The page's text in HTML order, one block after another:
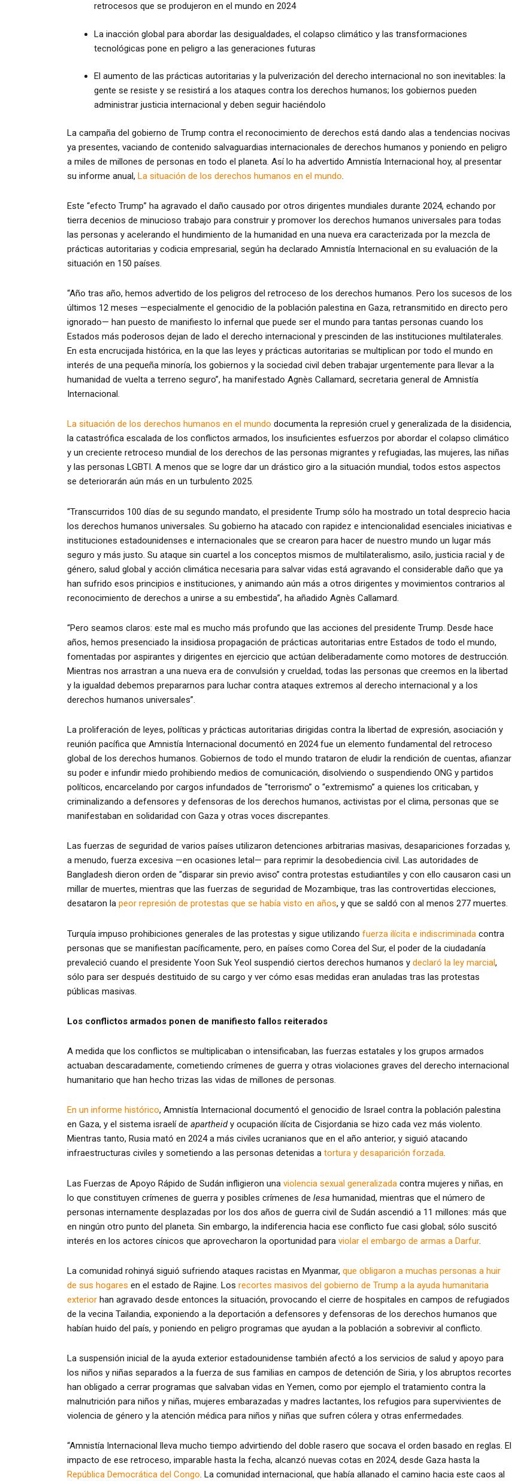
retrocesos que se produjeron en el mundo en 2024
La inacción global para abordar las desigualdades, el colapso climático y las transformaciones
tecnológicas pone en peligro a las generaciones futuras
El aumento de las prácticas autoritarias y la pulverización del derecho internacional no son inevitables: la
gente se resiste y se resistirá a los ataques contra los derechos humanos; los gobiernos pueden
administrar justicia internacional y deben seguir haciéndolo
La campaña del gobierno de Trump contra el reconocimiento de derechos está dando alas a tendencias nocivas
ya presentes, vaciando de contenido salvaguardias internacionales de derechos humanos y poniendo en peligro
a miles de millones de personas en todo el planeta. Así lo ha advertido Amnistía Internacional hoy, al presentar
su informe anual, La situación de los derechos humanos en el mundo
Este “efecto Trump” ha agravado el daño causado por otros dirigentes mundiales durante 2024, echando por
tierra decenios de minucioso trabajo para construir y promover los derechos humanos universales para todas
las personas y acelerando el hundimiento de la humanidad en una nueva era caracterizada por la mezcla de
prácticas autoritarias y codicia empresarial, según ha declarado Amnistía Internacional en su evaluación de la
situación en 150 países.
“Año tras año, hemos advertido de los peligros del retroceso de los derechos humanos. Pero los sucesos de los
últimos 12 meses —especialmente el genocidio de la población palestina en Gaza, retransmitido en directo pero
ignorado— han puesto de manifiesto lo infernal que puede ser el mundo para tantas personas cuando los
Estados más poderosos dejan de lado el derecho internacional y prescinden de las instituciones multilaterales.
En esta encrucijada histórica, en la que las leyes y prácticas autoritarias se multiplican por todo el mundo en
interés de una pequeña minoría, los gobiernos y la sociedad civil deben trabajar urgentemente para llevar a la
humanidad de vuelta a terreno seguro”, ha manifestado Agnès Callamard, secretaria general de Amnistía
Internacional.
La situación de los derechos humanos en el mundo documenta la represión cruel y generalizada de la disidencia,
la catastrófica escalada de los conflictos armados, los insuficientes esfuerzos por abordar el colapso climático
y un creciente retroceso mundial de los derechos de las personas migrantes y refugiadas, las mujeres, las niñas
y las personas LGBTI. A menos que se logre dar un drástico giro a la situación mundial, todos estos aspectos
se deteriorarán aún más en un turbulento 2025.
“Transcurridos 100 días de su segundo mandato, el presidente Trump sólo ha mostrado un total desprecio hacia
los derechos humanos universales. Su gobierno ha atacado con rapidez e intencionalidad esenciales iniciativas e
instituciones estadounidenses e internacionales que se crearon para hacer de nuestro mundo un lugar más
seguro y más justo. Su ataque sin cuartel a los conceptos mismos de multilateralismo, asilo, justicia racial y de
género, salud global y acción climática necesaria para salvar vidas está agravando el considerable daño que ya
han sufrido esos principios e instituciones, y animando aún más a otros dirigentes y movimientos contrarios al
reconocimiento de derechos a unirse a su embestida”, ha añadido Agnès Callamard.
“Pero seamos claros: este mal es mucho más profundo que las acciones del presidente Trump. Desde hace
años, hemos presenciado la insidiosa propagación de prácticas autoritarias entre Estados de todo el mundo,
fomentadas por aspirantes y dirigentes en ejercicio que actúan deliberadamente como motores de destrucción.
Mientras nos arrastran a una nueva era de convulsión y crueldad, todas las personas que creemos en la libertad
y la igualdad debemos prepararnos para luchar contra ataques extremos al derecho internacional y a los
derechos humanos universales”.
La proliferación de leyes, políticas y prácticas autoritarias dirigidas contra la libertad de expresión, asociación y
reunión pacífica que Amnistía Internacional documentó en 2024 fue un elemento fundamental del retroceso
global de los derechos humanos. Gobiernos de todo el mundo trataron de eludir la rendición de cuentas, afianzar
su poder e infundir miedo prohibiendo medios de comunicación, disolviendo o suspendiendo ONG y partidos
políticos, encarcelando por cargos infundados de “terrorismo” o “extremismo” a quienes los criticaban, y
criminalizando a defensores y defensoras de los derechos humanos, activistas por el clima, personas que se
manifestaban en solidaridad con Gaza y otras voces discrepantes.
Las fuerzas de seguridad de varios países utilizaron detenciones arbitrarias masivas, desapariciones forzadas y,
a menudo, fuerza excesiva —en ocasiones letal— para reprimir la desobediencia civil. Las autoridades de
Bangladesh dieron orden de “disparar sin previo aviso” contra protestas estudiantiles y con ello causaron casi un
millar de muertes, mientras que las fuerzas de seguridad de Mozambique, tras las controvertidas elecciones,
desataron la peor represión de protestas que se había visto en años, y que se saldó con al menos 277 muertes.
Turquía impuso prohibiciones generales de las protestas y sigue utilizando fuerza ilícita e indiscriminada contra
personas que se manifiestan pacíficamente, pero, en países como Corea del Sur, el poder de la ciudadanía
prevaleció cuando el presidente Yoon Suk Yeol suspendió ciertos derechos humanos y declaró la ley marcial,
sólo para ser después destituido de su cargo y ver cómo esas medidas eran anuladas tras las protestas
públicas masivas.
Los conflictos armados ponen de manifiesto fallos reiterados
A medida que los conflictos se multiplicaban o intensificaban, las fuerzas estatales y los grupos armados
actuaban descaradamente, cometiendo crímenes de guerra y otras violaciones graves del derecho internacional
humanitario que han hecho trizas las vidas de millones de personas.
En un informe histórico, Amnistía Internacional documentó el genocidio de Israel contra la población palestina
en Gaza, y el sistema israelí de apartheidy ocupación ilícita de Cisjordania se hizo cada vez más violento.
Mientras tanto, Rusia mató en 2024 a más civiles ucranianos que en el año anterior, y siguió atacando
infraestructuras civiles y sometiendo a las personas detenidas a tortura y desaparición forzada.
Las Fuerzas de Apoyo Rápido de Sudán infligieron una violencia sexual generalizada contra mujeres y niñas, en
lo que constituyen crímenes de guerra y posibles crímenes de lesa humanidad, mientras que el número de
personas internamente desplazadas por los dos años de guerra civil de Sudán ascendió a 11 millones: más que
en ningún otro punto del planeta. Sin embargo, la indiferencia hacia ese conflicto fue casi global; sólo suscitó
interés en los actores cínicos que aprovecharon la oportunidad para violar el embargo de armas a Darfur.
La comunidad rohinyá siguió sufriendo ataques racistas en Myanmar, que obligaron a muchas personas a huir
de sus hogares en el estado de Rajine. Los recortes masivos del gobierno de Trump a la ayuda humanitaria
exterior han agravado desde entonces la situación, provocando el cierre de hospitales en campos de refugiados
de la vecina Tailandia, exponiendo a la deportación a defensores y defensoras de los derechos humanos que
habían huido del país, y poniendo en peligro programas que ayudan a la población a sobrevivir al conflicto.
La suspensión inicial de la ayuda exterior estadounidense también afectó a los servicios de salud y apoyo para
los niños y niñas separados a la fuerza de sus familias en campos de detención de Siria, y los abruptos recortes
han obligado a cerrar programas que salvaban vidas en Yemen, como por ejemplo el tratamiento contra la
malnutrición para niños y niñas, mujeres embarazadas y madres lactantes, los refugios para supervivientes de
violencia de género y la atención médica para niños y niñas que sufren cólera y otras enfermedades.
“Amnistía Internacional lleva mucho tiempo advirtiendo del doble rasero que socava el orden basado en reglas. El
impacto de ese retroceso, imparable hasta la fecha, alcanzó nuevas cotas en 2024, desde Gaza hasta la
República Democrática del Congo. La comunidad internacional, que había allanado el camino hacia este caos al